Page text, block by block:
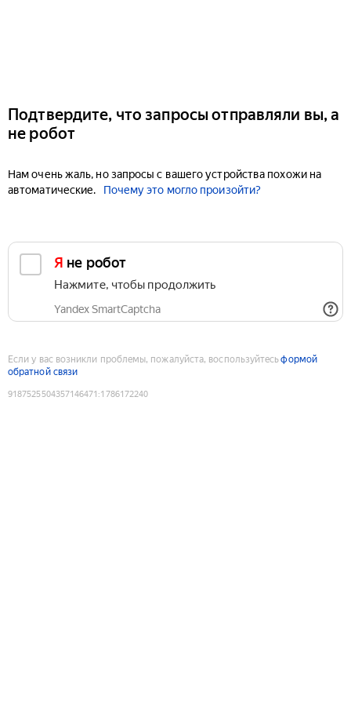
Подтвердите, что запросы отправляли вы, а
не робот
Нам очень жаль, но запросы с вашего устройства похожи на
автоматические.
Почему это могло произойти?
Я не робот
Нажмите, чтобы продолжить
Yandex SmartCaptcha
Если у вас возникли проблемы, пожалуйста, воспользуйтесьформой
обратной связи
9187525504357146471 :1786172240